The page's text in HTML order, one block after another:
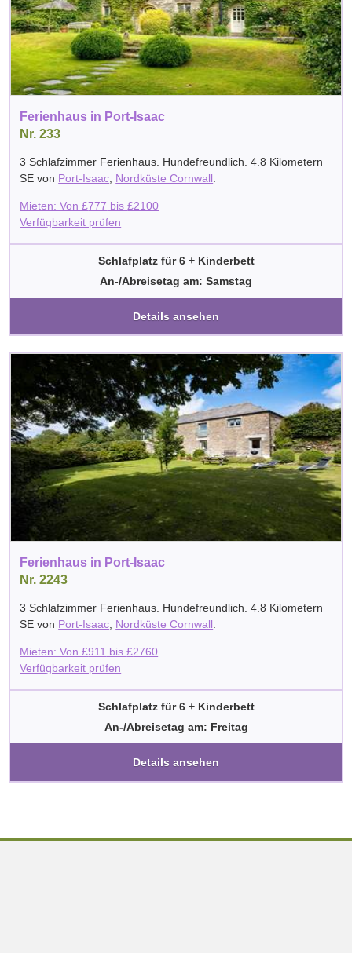
Ferienhaus in Port-Isaac
Nr. 233
3 Schlafzimmer Ferienhaus. Hundefreundlich. 4.8 Kilometern
SE von Port-Isaac Nordküste Cornwall
Mieten: Von£777 bis£2100
Verfügbarkeit prüfen
Schlafplatz für 6 + Kinderbett
An-/Abreisetag am: Samstag
Details ansehen
Ferienhaus in Port-Isaac
Nr. 2243
3 Schlafzimmer Ferienhaus. Hundefreundlich. 4.8 Kilometern
SE von Port-Isaac, Nordküste Cornwall.
Mieten: Von£911 bis£2760
Verfügbarkeit prüfen
Schlafplatz für 6 + Kinderbett
An-/Abreisetag am: Freitag
Details ansehen